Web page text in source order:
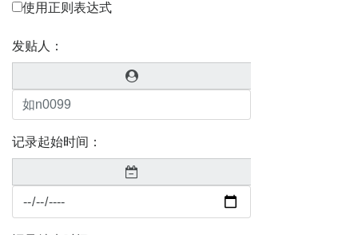
使用正则表达式
发贴人：
记录起始时间：